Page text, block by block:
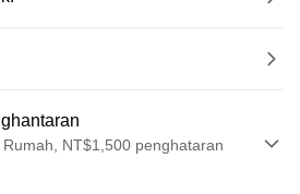
NT$1,500 penghataran